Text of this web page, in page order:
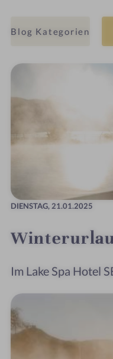
Blog Kategorien
DIENSTAG,21.01.2025
Im Lake Spa Hotel